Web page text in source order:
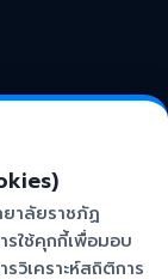
าลัยราชภัฏ
ใช้คุกกี้เพื่อมอบ
วิเคราะห์สถิติการ